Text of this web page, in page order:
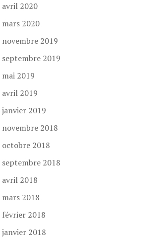
avril 2020
mars 2020
novembre 2019
septembre 2019
mai 2019
avril 2019
janvier 2019
novembre 2018
octobre 2018
septembre 2018
avril 2018
mars 2018
février 2018
janvier 2018